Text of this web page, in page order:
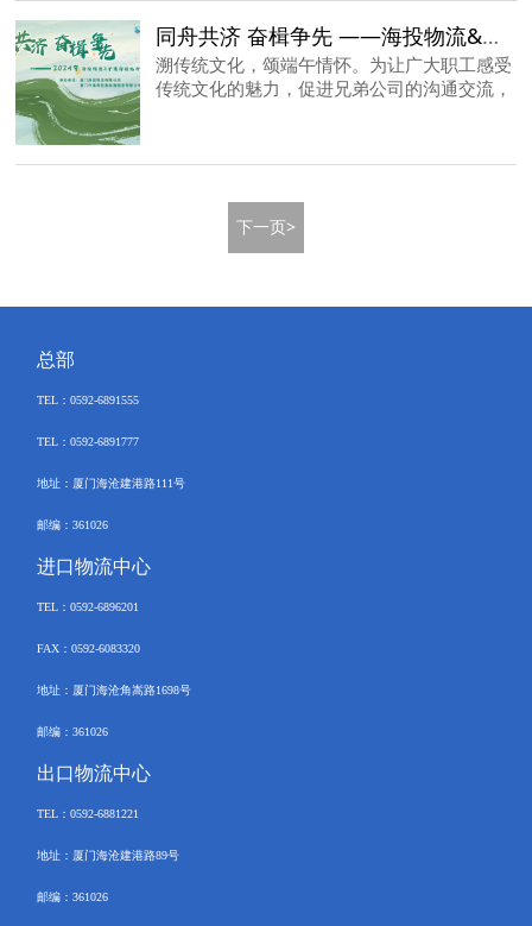
同舟共济 奋楫争先 ——海投物流&中集海投2024龙舟竞渡活动顺利举行
溯传统文化，颂端午情怀。为让广大职工感受
传统文化的魅力，促进兄弟公司的沟通交流，
舟竞渡活动于6月30日在厦门水上活动中心顺
下一页>
总部
TEL ：0592-6891555
TEL：0592-6891777
地址：厦门海沧建港路111号
邮编：361026
进口物流中心
TEL ：0592-6896201
FAX ：0592-6083320
地址：厦门海沧角嵩路1698号
邮编：361026
出口物流中心
TEL ：0592-6881221
地址：厦门海沧建港路89号
邮编：361026